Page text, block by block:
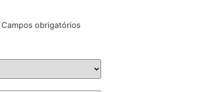
Campos obrigatórios